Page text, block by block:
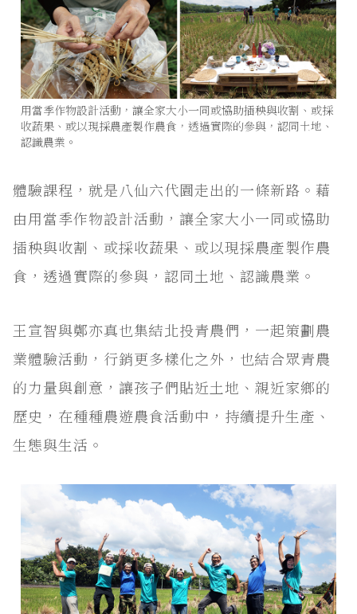
用當季作物設計活動，讓全家大小一同或協助插秧與收割、或採
收蔬果、或以現採農產製作農食，透過實際的參與，認同土地、
認識農業。
體驗課程，就是八仙六代園走出的一條新路。藉
由用當季作物設計活動，讓全家大小一同或協助
插秧與收割、或採收蔬果、或以現採農產製作農
食，透過實際的參與，認同土地、認識農業。
王宣智與鄭亦真也集結北投青農們，一起策劃農
業體驗活動，行銷更多樣化之外，也結合眾青農
的力量與創意，讓孩子們貼近土地、親近家鄉的
歷史，在種種農遊農食活動中，持續提升生產、
生態與生活。